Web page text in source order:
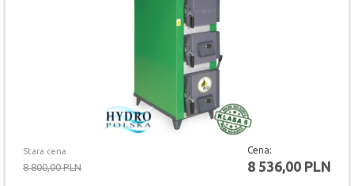
Stara cena
8 800,00 PLN
Cena:
8 536,00 PLN